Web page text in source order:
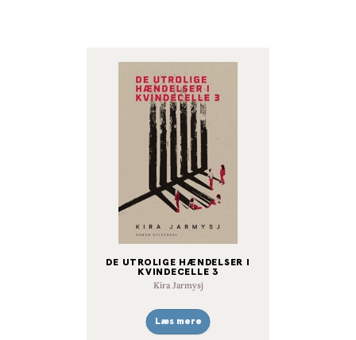
DE UTROLIGE HÆNDELSER I
KVINDECELLE 3
Kira Jarmysj
Læs mere